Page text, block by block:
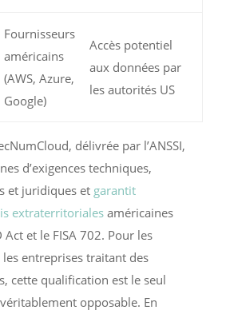
Fournisseurs
américains
(AWS, Azure,
Google)
Accès potentiel
aux données par
les autorités US
délivrée par l’ANSSI,
d’exigences techniques,
et juridiques et garantit
extraterritorialesaméricaines
Act et le FISA 702. Pour les
entreprises traitant des
cette qualification est le seul
opposable. En